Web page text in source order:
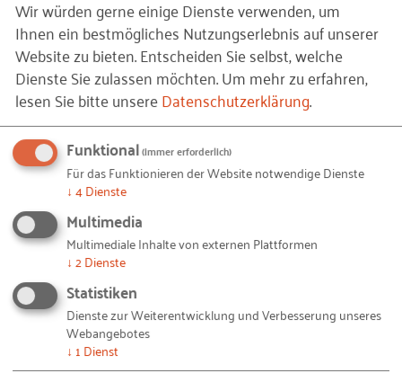
Das Konzept der „Mitalternden Wohnung“
– Altersvorsorge auf Sächsisch
Märkisches Viertel Berlin – Wohnen 50plus
Mittendrin und bestens versorgt
Wer ist „PAUL“? – Das Projekt Assisted
Living in Kaiserslautern
Der Fürstenhof in Wittlich AAL und die
Brötchentaste
Handwerkerkooperationen
Weiterführende Informationen
Publikationen
Organisationen und Ansprechpartner
Weiterbildungsangebote
Wohnformen von Bedeutung sein.
Aufgrund der Vielfalt von Einschränkungen und
möglichen Behinderungen müssen die Normen zur
Barrierefreiheit allgemeingültig sein, auf Aussagen
verzichtet werden. Normen können nicht mehr
sein, als eine Beschreibung des kleinsten
gemeinsamen Nenners. Sie bilden aber die
Grundlage, auf der Planer und Ausführende
aufbauen müssen. Wichtige Normen (Einen guten
Überblick über den Inhalt der DIN-Normen findet
man unterhttp://www.wirtschaftsfaktor-alter.de/
fileadmin/user_upload/083110_DIN_Tabelle_WiFaLo
), um sich in der barrierefreien Planung
ersten Lösungsansätzen zu nähern, sind:
Wir würden gerne einige Dienste verwenden, um
Ihnen ein bestmögliches Nutzungserlebnis auf unserer
Website zu bieten. Entscheiden Sie selbst, welche
Dienste Sie zulassen möchten.Um mehr zu erfahren,
lesen Sie bitte unsereDatenschutzerklärung.
Funktional(immer erforderlich)
Für das Funktionieren der Website notwendige Dienste
↓ 4Dienste
Multimedia
Multimediale Inhalte von externen Plattformen
↓ 2Dienste
Statistiken
Dienste zur Weiterentwicklung und Verbesserung unseres
Webangebotes
↓ 1 Dienst